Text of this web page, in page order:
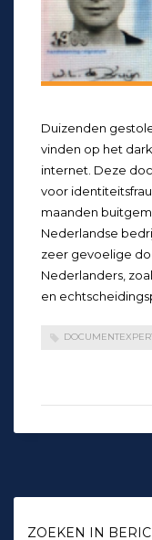
Duizenden
vinden op het
internet. Deze
voor
maanden
Nederlandse
zeer gevoelige
Nederlanders,
en
ZOEKEN IN